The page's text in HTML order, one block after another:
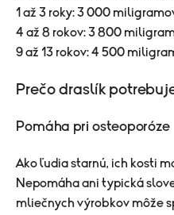
1 až 3 roky: 3 000
4 až 8 rokov: 3 800
9 až 13 rokov: 4 500
Prečo draslík
Pomáha pri osteoporóze
Ako ľudia starnú, ich kosti
Nepomáha ani typická
mliečnych výrobkov môže